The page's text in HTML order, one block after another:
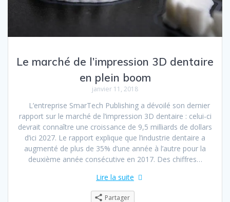
Le marché de l’impression 3D dentaire
en plein boom
janvier 11, 2018
L’entreprise SmarTech Publishing a dévoilé son dernier
rapport sur le marché de l’impression 3D dentaire : celui-ci
devrait connaître une croissance de 9,5 milliards de dollars
d’ici 2027. Le rapport explique que l’industrie dentaire a
augmenté de plus de 35% d’une année à l’autre pour la
deuxième année consécutive en 2017. Des chiffres…
Lire la suite
Partager